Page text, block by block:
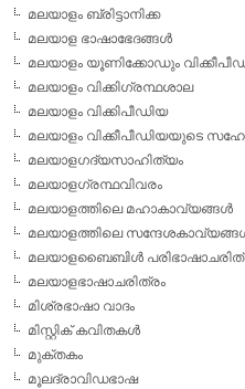
മലയാളം ബ്രിട്ടാനിക്ക
മലയാള ഭാഷാഭേദങ്ങള്‍
മലയാളം യൂണിക്കോഡും
മലയാളം വിക്കിഗ്രന്ഥശാല
മലയാളം വിക്കിപീഡിയ
മലയാളം വിക്കീപീഡിയയുടെ
മലയാളഗദ്യസാഹിത്യം
മലയാളഗ്രന്ഥവിവരം
മലയാളത്തിലെ മഹാകാവ്യങ്ങള്‍
മലയാളത്തിലെ
മലയാളബൈബിള്‍
മലയാളഭാഷാചരിത്രം
മിശ്രഭാഷാ വാദം
മിസ്റ്റിക് കവിതകള്‍
മുക്തകം
മൂലദ്രാവിഡഭാഷ